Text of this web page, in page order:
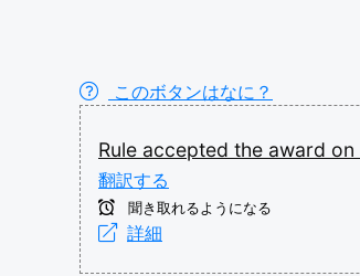
このボタンはなに？
Rule accepted the award on
翻訳する
聞き取れるようになる
詳細